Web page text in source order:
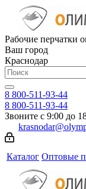
Рабочие перчатки
Ваш город
Краснодар
8 800-511-93-44
8 800-511-93-44
Звоните с 9:00 до
Каталог Оптовые